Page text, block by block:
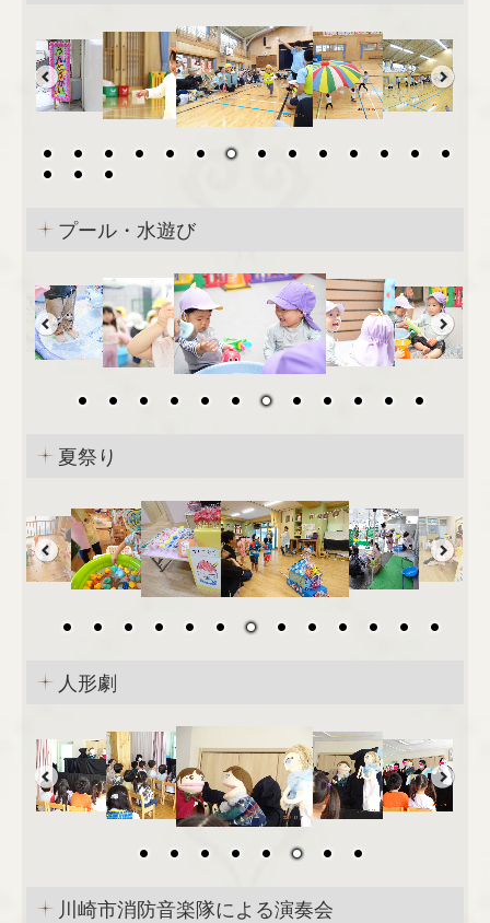
不適切な保育に関する取り組みについて
防犯・安全計画に関する取り組みについて
風水害への対応
食育
ご利用Q&A
企業情報
企業情報
法人契約のご案内
カスタマーハラスメントへの対応方針
採用情報
プール・水遊び
夏祭り
人形劇
川崎市消防音楽隊による演奏会